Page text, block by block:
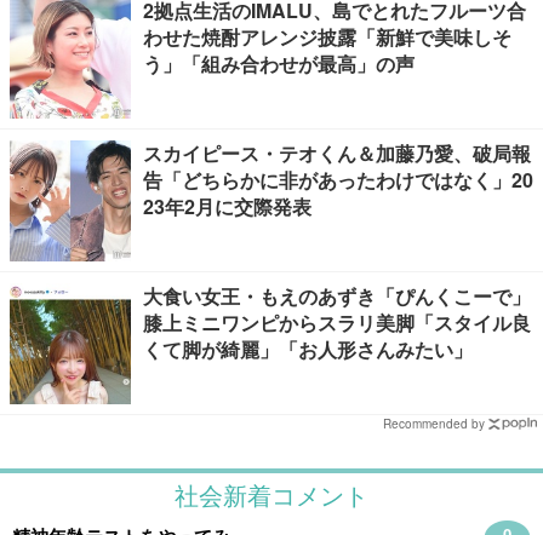
2拠点生活のIMALU、島でとれたフルーツ合
わせた焼酎アレンジ披露「新鮮で美味しそ
う」「組み合わせが最高」の声
スカイピース・テオくん＆加藤乃愛、破局報
告「どちらかに非があったわけではなく」20
23年2月に交際発表
大食い女王・もえのあずき「ぴんくこーで」
膝上ミニワンピからスラリ美脚「スタイル良
くて脚が綺麗」「お人形さんみたい」
Recommended by